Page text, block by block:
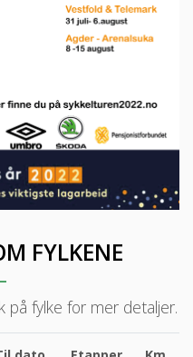
FYLKENE
på fylke for mer detaljer.